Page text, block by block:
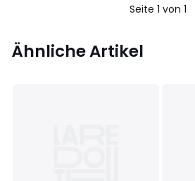
Seite 1 von 1
Ähnliche Artikel